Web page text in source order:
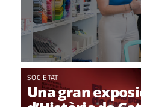
SOCIETAT
Una gran